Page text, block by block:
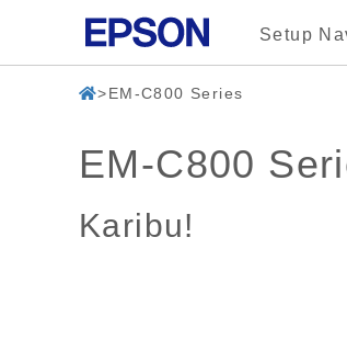
Setup
EM-C800 Series
EM-C800
Karibu!